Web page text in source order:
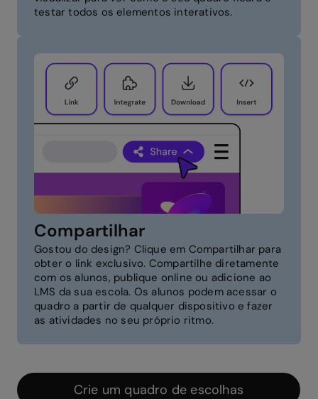
testar todos os elementos interativos.
Compartilhar
Gostou do design? Clique em Compartilhar para
obter o link exclusivo. Compartilhe diretamente
com os alunos, publique online ou adicione ao
LMS da sua escola. Os alunos podem acessar o
quadro a partir de qualquer dispositivo e fazer
as atividades no seu próprio ritmo.
Crie um quadro de escolhas